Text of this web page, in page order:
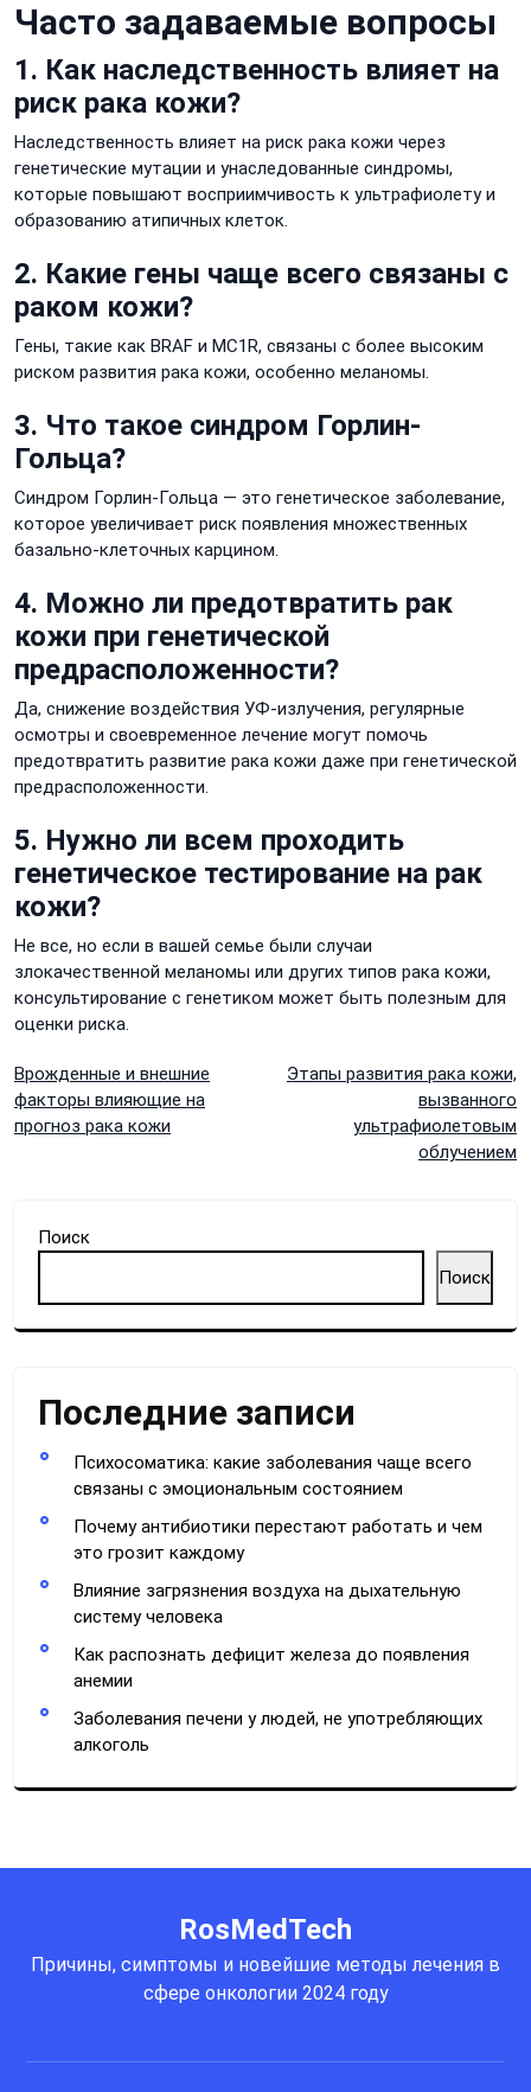
Часто задаваемые вопросы
1. Как наследственность влияет на
риск рака кожи?
Наследственность влияет на риск рака кожи через
генетические мутации и унаследованные синдромы,
которые повышают восприимчивость к ультрафиолету и
образованию атипичных клеток.
2. Какие гены чаще всего связаны с
раком кожи?
Гены, такие как BRAF и MC1R, связаны с более высоким
риском развития рака кожи, особенно меланомы.
3. Что такое синдром Горлин-
Гольца?
Синдром Горлин-Гольца — это генетическое заболевание,
которое увеличивает риск появления множественных
базально-клеточных карцином.
4. Можно ли предотвратить рак
кожи при генетической
предрасположенности?
Да, снижение воздействия УФ-излучения, регулярные
осмотры и своевременное лечение могут помочь
предотвратить развитие рака кожи даже при генетической
предрасположенности.
5. Нужно ли всем проходить
генетическое тестирование на рак
кожи?
Не все, но если в вашей семье были случаи
злокачественной меланомы или других типов рака кожи,
консультирование с генетиком может быть полезным для
оценки риска.
Навигация
по
Врожденные и внешние
факторы влияющие на
прогноз рака кожи
Этапы развития рака кожи,
вызванного
ультрафиолетовым
облучением
Поиск
Поиск
Последние записи
Психосоматика: какие заболевания чаще всего
связаны с эмоциональным состоянием
Почему антибиотики перестают работать и чем
это грозит каждому
Влияние загрязнения воздуха на дыхательную
систему человека
Как распознать дефицит железа до появления
анемии
Заболевания печени у людей, не употребляющих
алкоголь
RosMedTech
Причины, симптомы и новейшие методы лечения в
сфере онкологии 2024 году